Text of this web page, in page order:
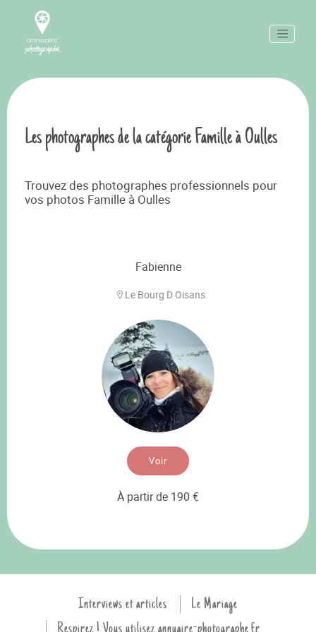
Les photographes de la catégorie Famille à Oulles
Trouvez des photographes professionnels pour
vos photos Famille à Oulles
Fabienne
Le Bourg D Oisans
Voir
À partir de 190 €
Interviews et articles
Le Mariage